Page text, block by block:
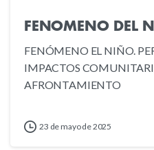
FENOMENO DEL
FENÓMENO EL NIÑO.
IMPACTOS
AFRONTAMIENTO
23 de mayo de 2025